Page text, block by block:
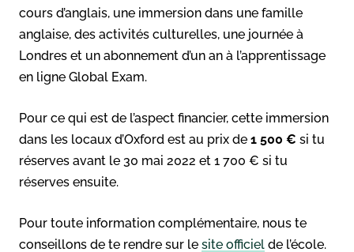
cours d’anglais, une immersion dans une famille
anglaise, des activités culturelles, une journée à
Londres et un abonnement d’un an à l’apprentissage
en ligne Global Exam.
Pour ce qui est de l’aspect financier, cette immersion
dans les locaux d’Oxford est au prix de 1 500 € si tu
réserves avant le 30 mai 2022 et 1 700 € si tu
réserves ensuite.
Pour toute information complémentaire, nous te
conseillons de te rendre sur le site officiel de l’école.